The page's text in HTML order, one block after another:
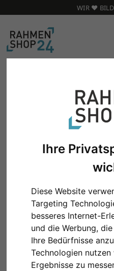
Ihre
Diese Website
Targeting
besseres Internet-
und die Werbung,
Ihre Bedürfnisse
Technologien
Ergebnisse zu
WIR ❤️
Zurück